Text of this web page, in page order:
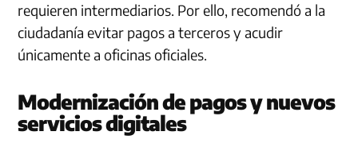
requieren intermediarios. Por ello, recomendó a la
ciudadanía evitar pagos a terceros y acudir
únicamente a oficinas oficiales.
Modernización de pagos y nuevos
servicios digitales